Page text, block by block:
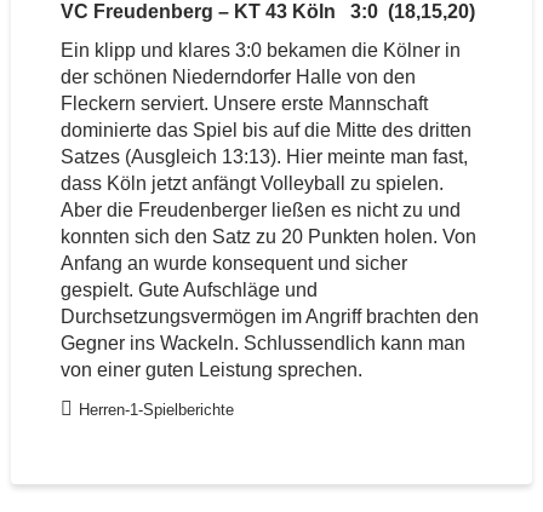
VC Freudenberg – KT 43 Köln 3:0 (18,15,20)
Ein klipp und klares 3:0 bekamen die Kölner in
der schönen Niederndorfer Halle von den
Fleckern serviert. Unsere erste Mannschaft
dominierte das Spiel bis auf die Mitte des dritten
Satzes (Ausgleich 13:13). Hier meinte man fast,
dass Köln jetzt anfängt Volleyball zu spielen.
Aber die Freudenberger ließen es nicht zu und
konnten sich den Satz zu 20 Punkten holen. Von
Anfang an wurde konsequent und sicher
gespielt. Gute Aufschläge und
Durchsetzungsvermögen im Angriff brachten den
Gegner ins Wackeln. Schlussendlich kann man
von einer guten Leistung sprechen.
Herren-1-Spielberichte